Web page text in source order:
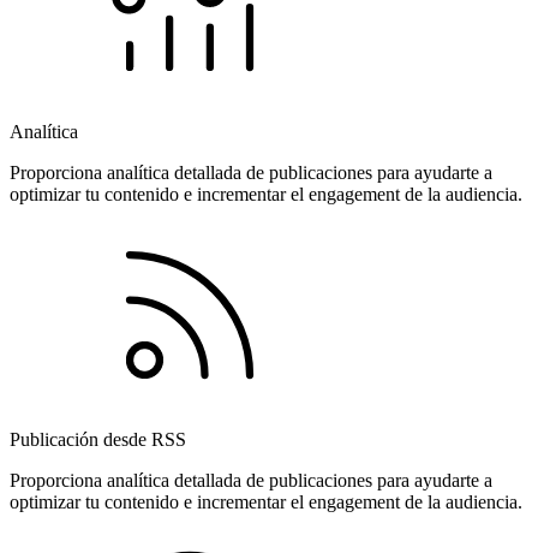
Analítica
Proporciona analítica detallada de publicaciones para ayudarte a
optimizar tu contenido e incrementar el engagement de la audiencia.
Publicación desde RSS
Proporciona analítica detallada de publicaciones para ayudarte a
optimizar tu contenido e incrementar el engagement de la audiencia.